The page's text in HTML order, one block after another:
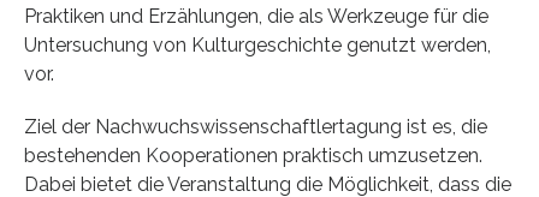
Praktiken und Erzählungen, die als Werkzeuge für die
Untersuchung von Kulturgeschichte genutzt werden,
vor.
Ziel der Nachwuchswissenschaftlertagung ist es, die
bestehenden Kooperationen praktisch umzusetzen.
Dabei bietet die Veranstaltung die Möglichkeit, dass die